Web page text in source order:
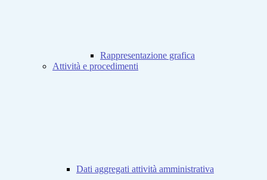
Rappresentazione grafica
Attività e procedimenti
Dati aggregati attività amministrativa